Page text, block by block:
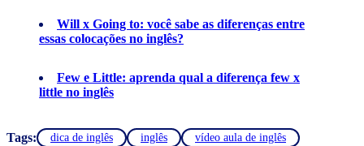
Will x Going to: você sabe as diferenças entre
essas colocações no inglês?
Few e Little: aprenda qual a diferença few x
little no inglês
Tags: dica de inglês inglês vídeo aula de inglês